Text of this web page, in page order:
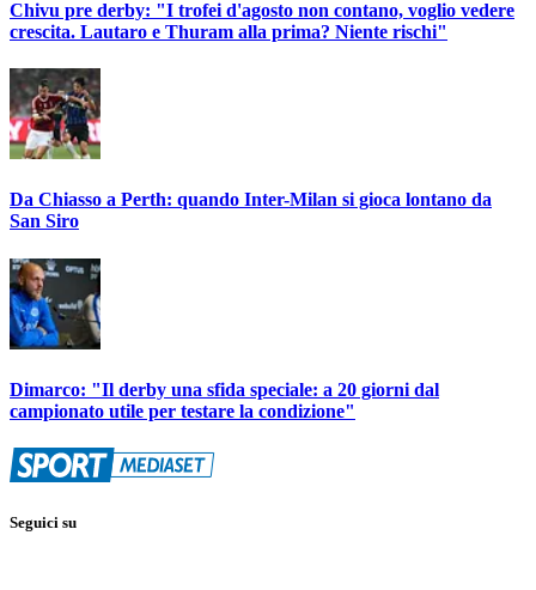
Chivu pre derby: "I trofei d'agosto non contano, voglio vedere
crescita. Lautaro e Thuram alla prima? Niente rischi"
Da Chiasso a Perth: quando Inter-Milan si gioca lontano da
San Siro
Dimarco: "Il derby una sfida speciale: a 20 giorni dal
campionato utile per testare la condizione"
Seguici su